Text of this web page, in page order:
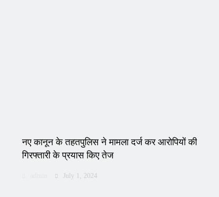
नए कानून के तहतपुलिस ने मामला दर्ज कर आरोपियों की
गिरफ्तारी के प्रयास किए तेज
July 1, 2024